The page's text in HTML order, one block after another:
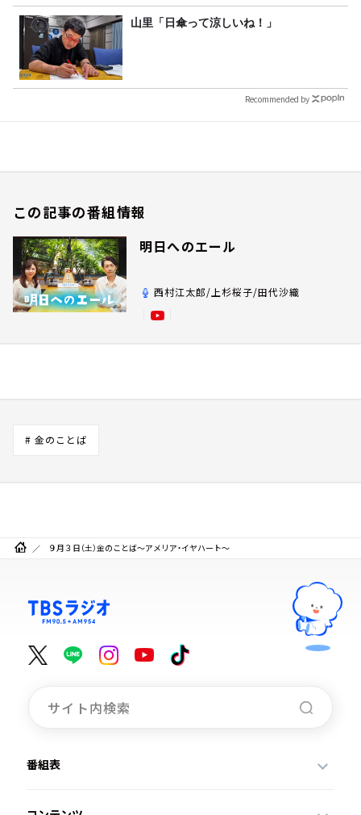
山里「日傘って涼しいね！」
Recommended by
この記事の番組情報
明日へのエール
西村江太郎/上杉桜子/田代沙織
# 金のことば
９月３日（土）金のことば～アメリア・イヤハート～
番組表